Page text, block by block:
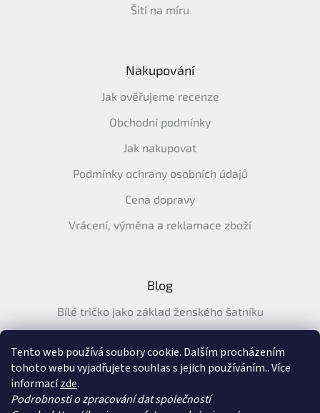
Tento web používá soubory cookie. Dalším procházením
tohoto webu vyjadřujete souhlas s jejich používáním.. Více
informacízde.
Podrobnosti o zpracování dat společností
Šití na míru
Nakupování
Jak ověřujeme recenze
Obchodní podmínky
Jak nakupovat
Podmínky ochrany osobních údajů
Cena dopravy
Vrácení, výměna a reklamace zboží
Blog
Bílé tričko jako základ ženského šatníku
tričko na léto
Průvodce letními šaty: pohodlné, vzdušné a ženské šaty na